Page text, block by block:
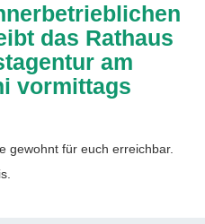
das Rathaus
am
vormittags
gewohnt für euch erreichbar.